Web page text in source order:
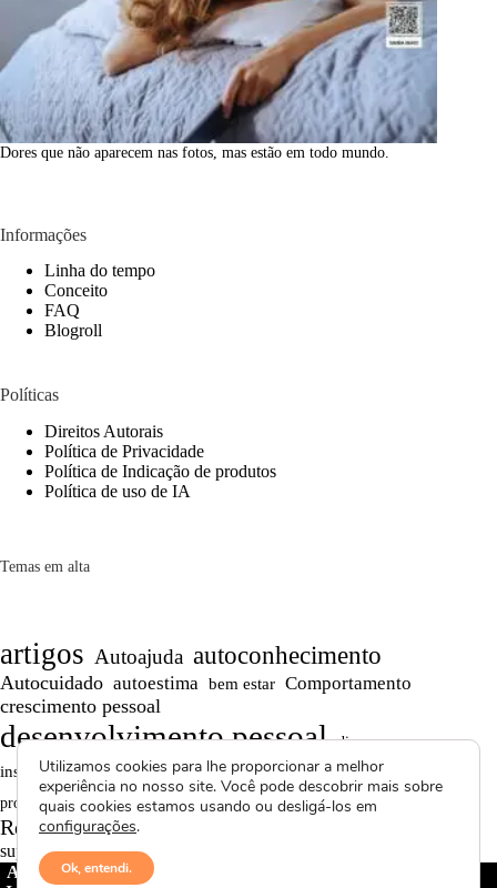
Dores que não aparecem nas fotos, mas estão em todo mundo.
Informações
Linha do tempo
Conceito
FAQ
Blogroll
Políticas
Direitos Autorais
Política de Privacidade
Política de Indicação de produtos
Política de uso de IA
Temas em alta
artigos Autoajuda autoconhecimento
Autocuidado autoestima bem estar Comportamento
crescimento pessoal
desenvolvimento pessoal dicas
inspiração Maturidade Motivação Persistência
produtividade Projetos autorais reflexão Reflexões
Reflexões de Vida
superação textos curtos
Avctoris Copyright ©
Utilizamos cookies para lhe proporcionar a melhor
experiência no nosso site. Você pode descobrir mais sobre
quais cookies estamos usando ou desligá-los em
configurações.
Ok, entendi.